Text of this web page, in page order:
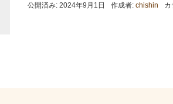
公開済み: 2024年9月1日 作成者: chishin カ